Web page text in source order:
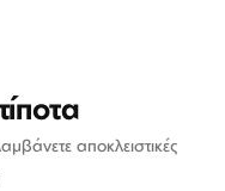
αποκλειστικές